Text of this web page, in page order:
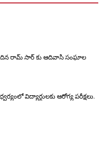
రామ్ సార్ కు ఆదివాసి సంఘాల
విద్యార్థులకు ఆరోగ్య పరీక్షలు.